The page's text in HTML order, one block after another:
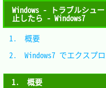
Windows - トラブルシュ
止したら - Windows7
1.　概要